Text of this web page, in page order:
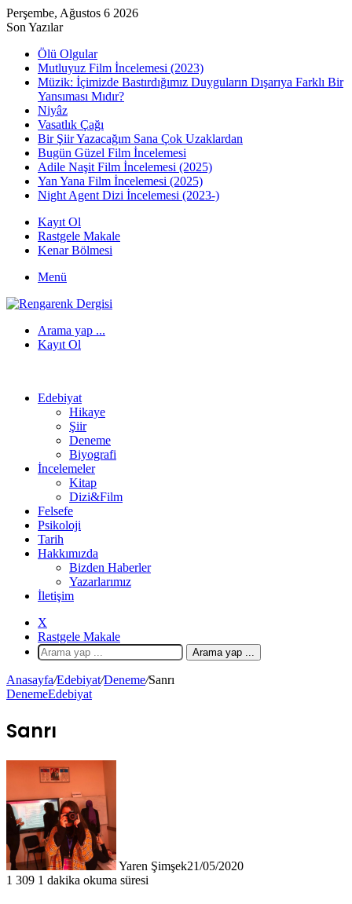
Perşembe, Ağustos 6 2026
Son Yazılar
Ölü Olgular
Mutluyuz Film İncelemesi (2023)
Müzik: İçimizde Bastırdığımız Duyguların Dışarıya Farklı Bir
Yansıması Mıdır?
Niyâz
Vasatlık Çağı
Bir Şiir Yazacağım Sana Çok Uzaklardan
Bugün Güzel Film İncelemesi
Adile Naşit Film İncelemesi (2025)
Yan Yana Film İncelemesi (2025)
Night Agent Dizi İncelemesi (2023-)
Kayıt Ol
Rastgele Makale
Kenar Bölmesi
Menü
Arama yap ...
Kayıt Ol
Edebiyat
Hikaye
Şiir
Deneme
Biyografi
İncelemeler
Kitap
Dizi&Film
Felsefe
Psikoloji
Tarih
Hakkımızda
Bizden Haberler
Yazarlarımız
İletişim
X
Rastgele Makale
Arama yap ...
Anasayfa/Edebiyat/Deneme/Sanrı
DenemeEdebiyat
Sanrı
Yaren Şimşek21/05/2020
1 309 1 dakika okuma süresi